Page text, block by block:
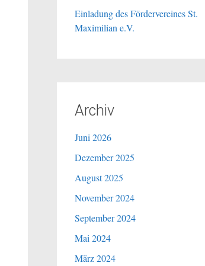
Einladung des Fördervereines St.
Maximilian e.V.
Archiv
Juni 2026
Dezember 2025
August 2025
November 2024
September 2024
Mai 2024
März 2024